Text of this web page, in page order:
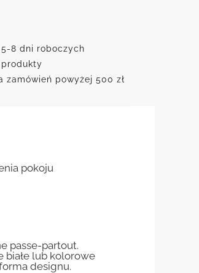
8 dni roboczych
zamówień powyżej 500 zł
pokoju
passe-partout.
białe lub kolorowe
designu.